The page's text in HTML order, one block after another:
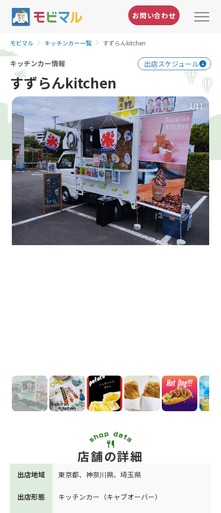
お問い合わせ
モビマル キッチンカー一覧 すずらんkitchen
キッチンカー情報 出店スケジュール
すずらんkitchen
1 /11
店舗の詳細
出店地域 東京都、 神奈川県、 埼玉県
出店形態 キッチンカー（キャブオーバー）